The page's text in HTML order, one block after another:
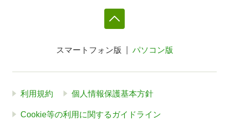
スマートフォン版 パソコン版
利用規約 個人情報保護基本方針
Cookie等の利用に関するガイドライン